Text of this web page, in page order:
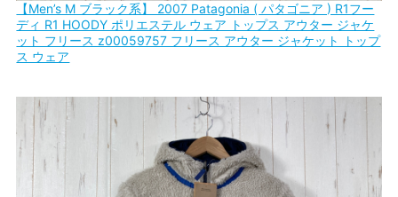
【Men’s M ブラック系】 2007 Patagonia ( パタゴニア ) R1フー
ディ R1 HOODY ポリエステル ウェア トップス アウター ジャケ
ット フリース z00059757 フリース アウター ジャケット トップ
ス ウェア